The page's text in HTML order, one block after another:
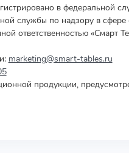
в федеральной
службы по надзору в
ответственностью «Смарт
marketing@smart-tables.ru
продукции,